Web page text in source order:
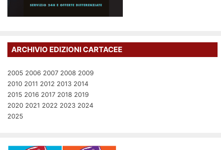
ARCHIVIO EDIZIONI CARTACEE
2005 2006 2007 2008 2009
2010 2011 2012 2013 2014
2015 2016 2017 2018 2019
2020 2021 2022 2023 2024
2025